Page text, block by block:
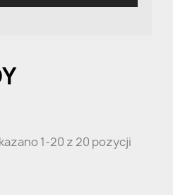
1-20 z 20 pozycji